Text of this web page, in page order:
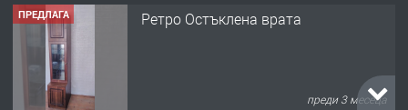
ПРЕДЛАГА Ретро Остъклена врата
преди 3 месеца